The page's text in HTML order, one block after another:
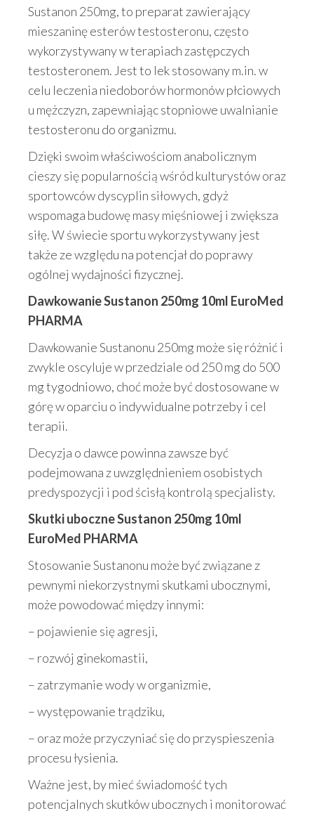
Sustanon 250mg, to preparat zawierający
mieszaninę esterów testosteronu, często
wykorzystywany w terapiach zastępczych
testosteronem. Jest to lek stosowany m.in. w
celu leczenia niedoborów hormonów płciowych
u mężczyzn, zapewniając stopniowe uwalnianie
testosteronu do organizmu.
Dzięki swoim właściwościom anabolicznym
cieszy się popularnością wśród kulturystów oraz
sportowców dyscyplin siłowych, gdyż
wspomaga budowę masy mięśniowej i zwiększa
siłę. W świecie sportu wykorzystywany jest
także ze względu na potencjał do poprawy
ogólnej wydajności fizycznej.
Dawkowanie Sustanon 250mg 10ml EuroMed
PHARMA
Dawkowanie Sustanonu 250mg może się różnić i
zwykle oscyluje w przedziale od 250 mg do 500
mg tygodniowo, choć może być dostosowane w
górę w oparciu o indywidualne potrzeby i cel
terapii.
Decyzja o dawce powinna zawsze być
podejmowana z uwzględnieniem osobistych
predyspozycji i pod ścisłą kontrolą specjalisty.
Skutki uboczne Sustanon 250mg 10ml
EuroMed PHARMA
Stosowanie Sustanonu może być związane z
pewnymi niekorzystnymi skutkami ubocznymi,
może powodować między innymi:
– pojawienie się agresji,
– rozwój ginekomastii,
– zatrzymanie wody w organizmie,
– występowanie trądziku,
– oraz może przyczyniać się do przyspieszenia
procesu łysienia.
Ważne jest, by mieć świadomość tych
potencjalnych skutków ubocznych i monitorować